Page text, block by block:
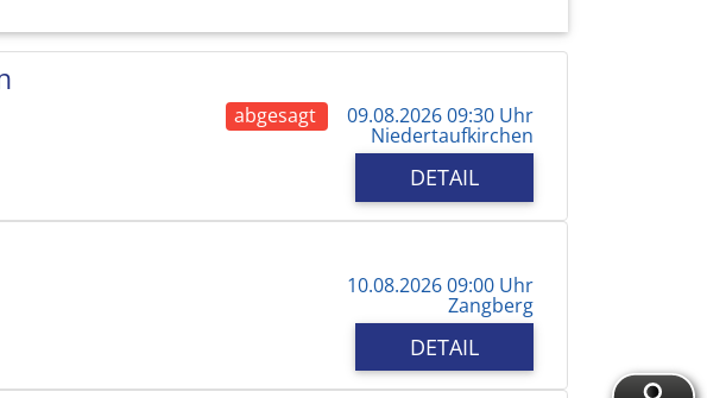
abgesagt 09.08.2026 09:30 Uhr
Niedertaufkirchen
DETAIL
10.08.2026 09:00 Uhr
Zangberg
DETAIL